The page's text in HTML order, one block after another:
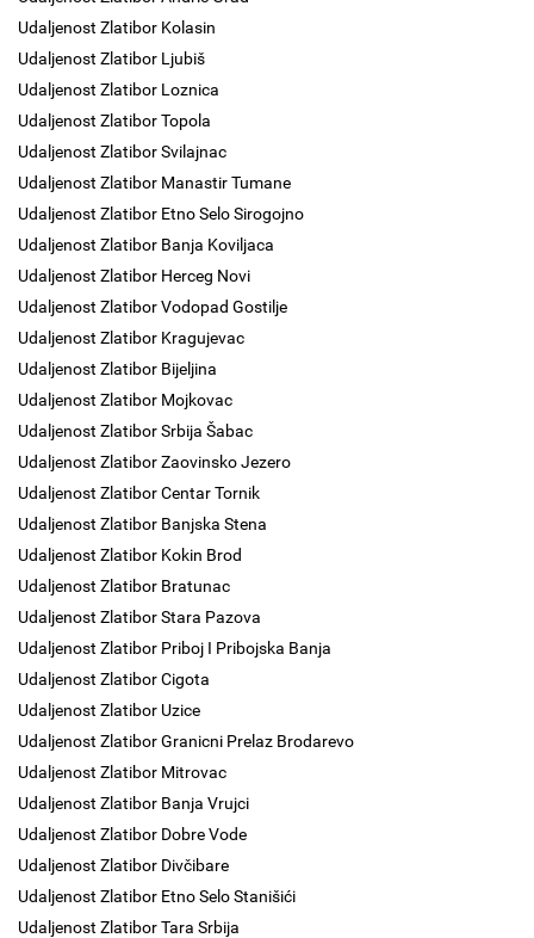
Udaljenost Zlatibor Kolasin
Udaljenost Zlatibor Ljubiš
Udaljenost Zlatibor Loznica
Udaljenost Zlatibor Topola
Udaljenost Zlatibor Svilajnac
Udaljenost Zlatibor Manastir Tumane
Udaljenost Zlatibor Etno Selo Sirogojno
Udaljenost Zlatibor Banja Koviljaca
Udaljenost Zlatibor Herceg Novi
Udaljenost Zlatibor Vodopad Gostilje
Udaljenost Zlatibor Kragujevac
Udaljenost Zlatibor Bijeljina
Udaljenost Zlatibor Mojkovac
Udaljenost Zlatibor Srbija Šabac
Udaljenost Zlatibor Zaovinsko Jezero
Udaljenost Zlatibor Centar Tornik
Udaljenost Zlatibor Banjska Stena
Udaljenost Zlatibor Kokin Brod
Udaljenost Zlatibor Bratunac
Udaljenost Zlatibor Stara Pazova
Udaljenost Zlatibor Priboj I Pribojska Banja
Udaljenost Zlatibor Cigota
Udaljenost Zlatibor Uzice
Udaljenost Zlatibor Granicni Prelaz Brodarevo
Udaljenost Zlatibor Mitrovac
Udaljenost Zlatibor Banja Vrujci
Udaljenost Zlatibor Dobre Vode
Udaljenost Zlatibor Divčibare
Udaljenost Zlatibor Etno Selo Stanišići
Udaljenost Zlatibor Tara Srbija